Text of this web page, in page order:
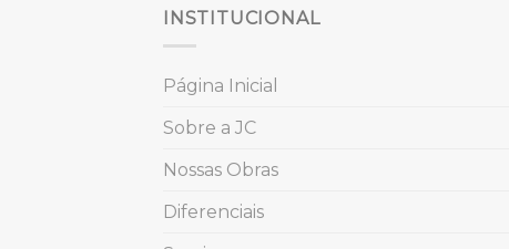
INSTITUCIONAL
Página Inicial
Sobre a JC
Nossas Obras
Diferenciais